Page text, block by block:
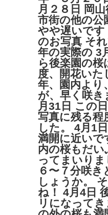
月２８日 岡
市街の他の公
やや遅いです
のお写真 そ
年の実際の 3
ら後楽園の桜
度、開花いた
年、園内より
が、早く咲き
月31日 この
写真に残る程
した。 4月1
満開に近いで
内の桜もだい
ってまいり
６〜７分咲
しょうか。
ね！ 4月4日
リになって